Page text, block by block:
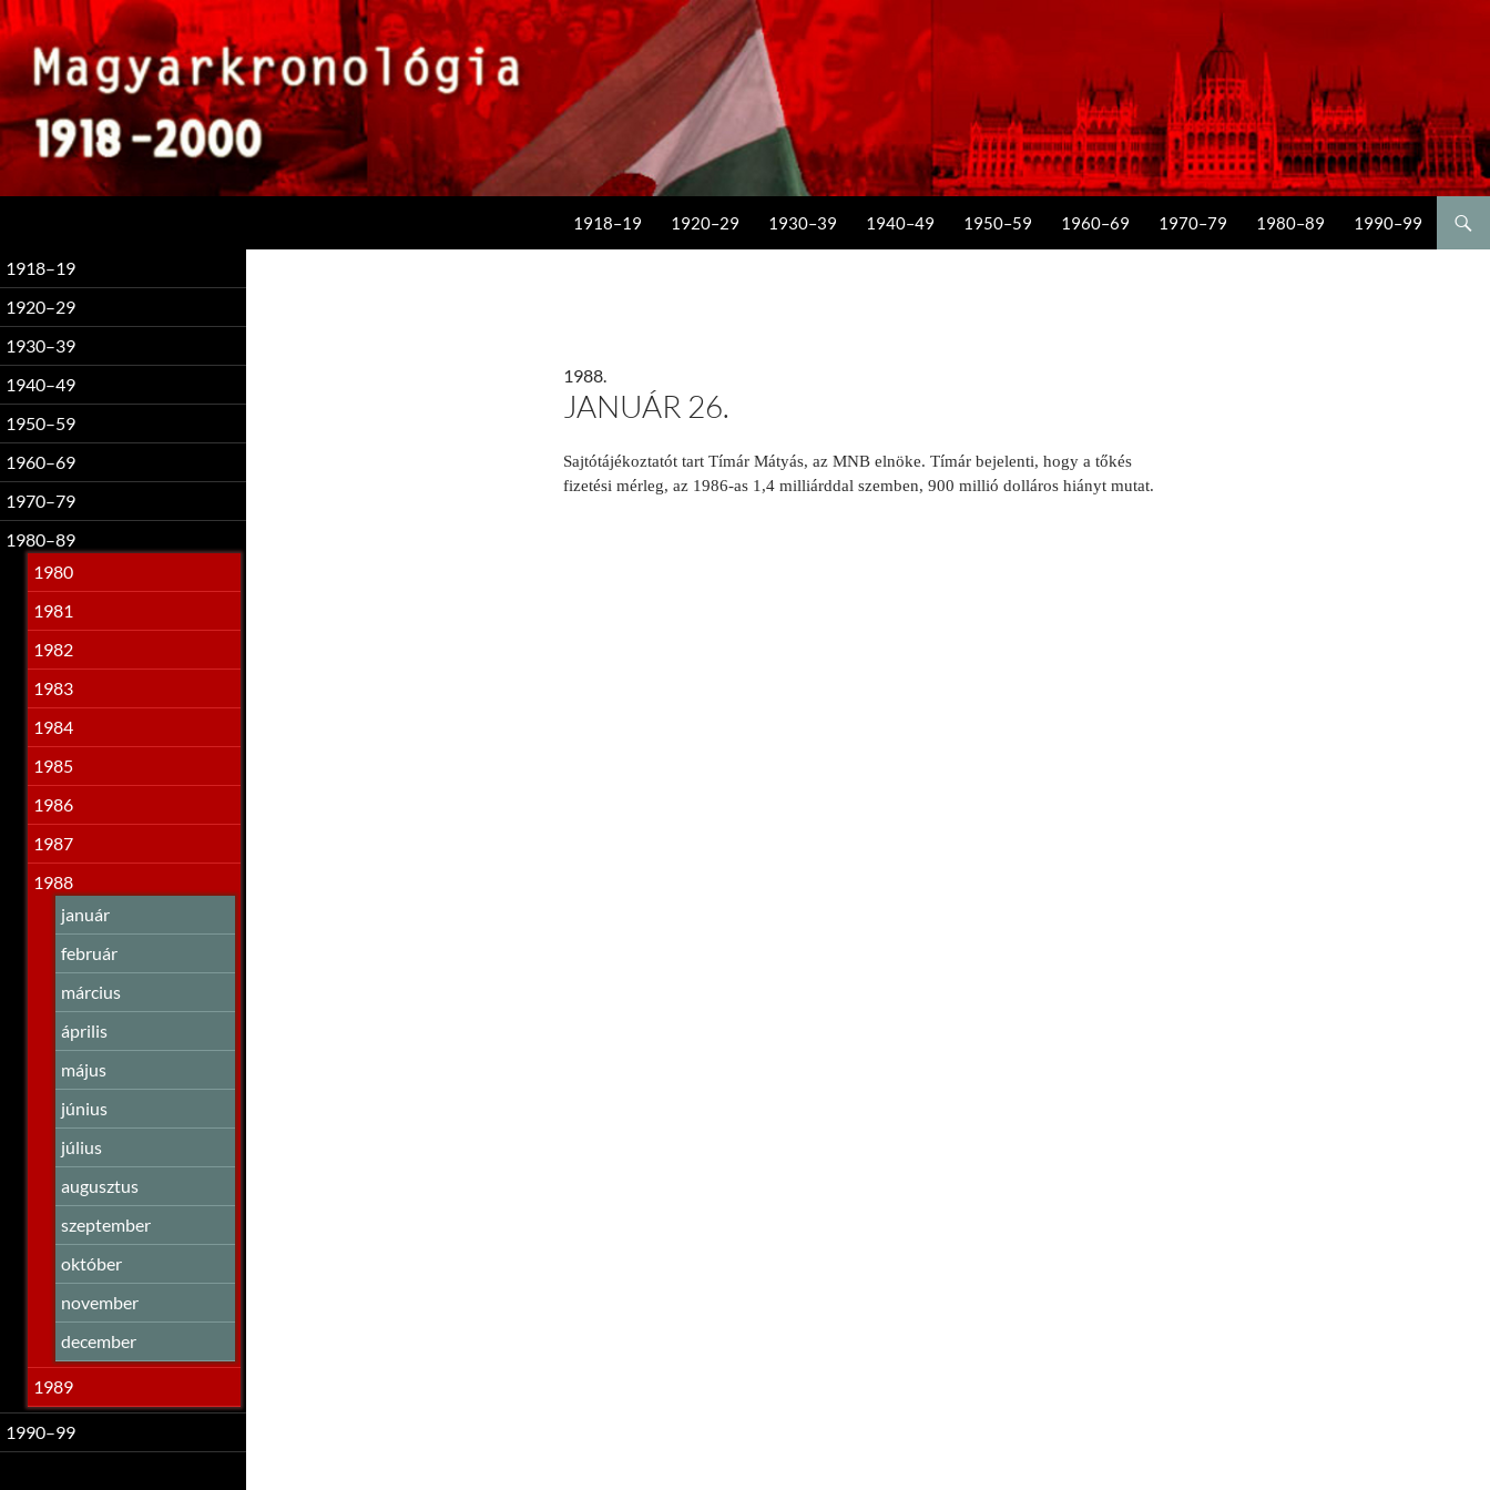
1918–19 1920–29 1930–39 1940–49 1950–59 1960–69 1970–79 1980–89 1990–99
1988.
JANUÁR 26.
Sajtótájékoztatót tart Tímár Mátyás, az MNB elnöke. Tímár bejelenti, hogy a tőkés
fizetési mérleg, az 1986-as 1,4 milliárddal szemben, 900 millió dolláros hiányt mutat.
1918–19
1920–29
1930–39
1940–49
1950–59
1960–69
1970–79
1980–89
1980
1981
1982
1983
1984
1985
1986
1987
1988
január
február
március
április
május
június
július
augusztus
szeptember
október
november
december
1989
1990–99